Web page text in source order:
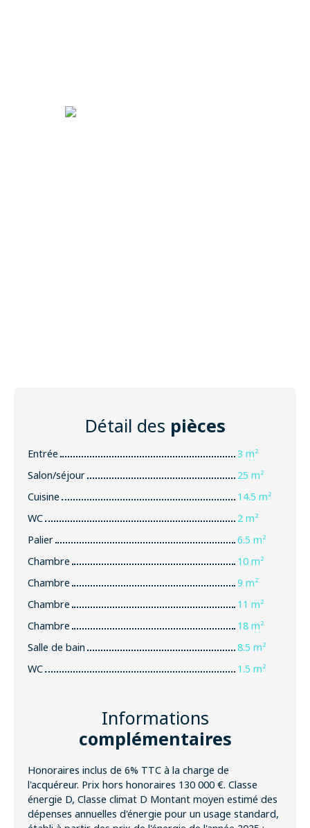
Détail des pièces
Entrée
3 m²
Salon/séjour
25 m²
Cuisine
14.5 m²
WC
2 m²
Palier
6.5 m²
Chambre
10 m²
Chambre
9 m²
Chambre
11 m²
Chambre
18 m²
Salle de bain
8.5 m²
WC
1.5 m²
Informations
complémentaires
Honoraires inclus de 6% TTC à la charge de
l'acquéreur. Prix hors honoraires 130 000 €. Classe
énergie D, Classe climat D Montant moyen estimé des
dépenses annuelles d'énergie pour un usage standard,